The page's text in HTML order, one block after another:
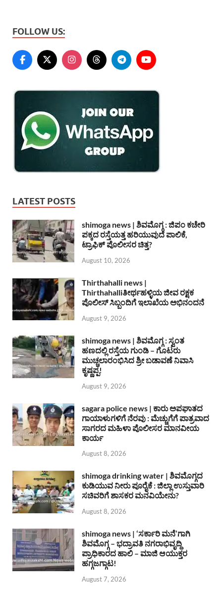
FOLLOW US:
LATEST POSTS
shimoga news | ಶಿವಮೊಗ್ಗ : ಜಿಪಂ ಕಚೇರಿ
ಪಕ್ಕದ ರಸ್ತೆಯತ್ತ ಹರಿಯುವುದೆ ಪಾಲಿಕೆ,
ಟ್ರಾಫಿಕ್ ಪೊಲೀಸರ ಚಿತ್ತ?
August 10, 2026
Thirthahalli news |
Thirthahalliತೀರ್ಥಹಳ್ಳಿಯ ಜೀವ ರಕ್ಷಕ
ಪೊಲೀಸ್ ಸಿಬ್ಬಂದಿಗೆ ಇಲಾಖೆಯ ಅಭಿನಂದನೆ
August 9, 2026
shimoga news | ಶಿವಮೊಗ್ಗ : ಸ್ವಂತ
ಹಣದಲ್ಲಿ ರಸ್ತೆಯ ಗುಂಡಿ – ಗೊಟರು
ಮುಚ್ಚಲಾರಂಭಿಸಿದ ಶ್ರೀ ಬಡಾವಣೆ ನಿವಾಸಿ
ಕೃಷ್ಣಪ್ಪ!
August 9, 2026
sagara police news | ಕಾರು ಅಪಘಾತದ
ಗಾಯಾಳುಗಳಿಗೆ ನೆರವು : ಮೆಚ್ಚುಗೆಗೆ ಪಾತ್ರವಾದ
ಸಾಗರದ ಮಹಿಳಾ ಪೊಲೀಸರ ಮಾನವೀಯ
ಕಾರ್ಯ
August 8, 2026
shimoga drinking water | ಶಿವಮೊಗ್ಗದ
ಕುಡಿಯುವ ನೀರು ಪೂರೈಕೆ : ಜಿಲ್ಲಾ ಉಸ್ತುವಾರಿ
ಸಚಿವರಿಗೆ ಶಾಸಕರ ಮನವಿಯೇನು?
August 8, 2026
shimoga news | ‘ಸರ್ಕಾರಿ ಮನೆ’ಗಾಗಿ
ಶಿವಮೊಗ್ಗ – ಭದ್ರಾವತಿ ನಗರಾಭಿವೃದ್ದಿ
ಪ್ರಾಧಿಕಾರದ ಹಾಲಿ – ಮಾಜಿ ಆಯುಕ್ತರ
ಹಗ್ಗಜಗ್ಗಾಟ!
August 7, 2026